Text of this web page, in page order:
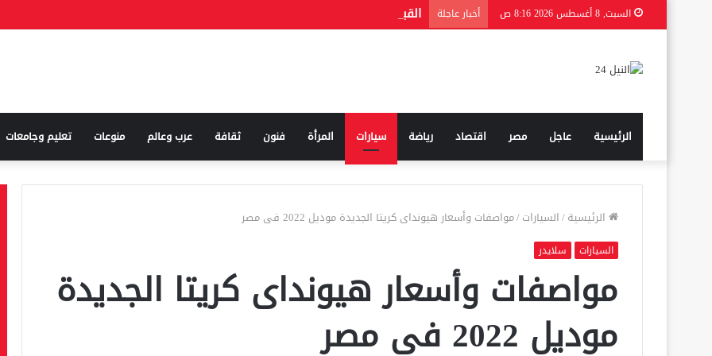
السبت, 8 أغسطس 2026 8:16 ص أخبار عاجلة
الرئيسية عاجل مصر اقتصاد رياضة سيارات المرأة فنون ثقافة عرب وعالم منوعات تعليم وجامعات
الرئيسية/السيارات/مواصفات وأسعار هيونداى كريتا الجديدة موديل 2022 فى مصر
السيارات سلايدر
مواصفات وأسعار هيونداى كريتا الجديدة
موديل 2022 فى مصر